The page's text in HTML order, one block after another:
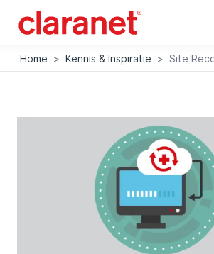
Home > Kennis & Inspiratie >